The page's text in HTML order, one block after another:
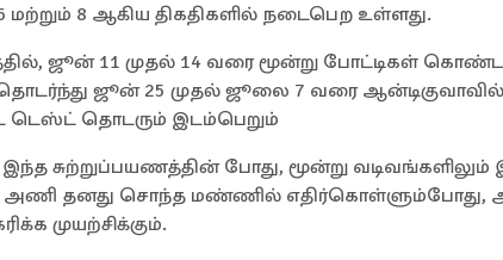
மற்றும் 8 ஆகிய திகதிகளில் நடைபெற உள்ளது.
ஜூன் 11 முதல் 14 வரை மூன்று போட்டிகள் கொண்ட
ஜூன் 25 முதல் ஜூலை 7 வரை
தொடரும் இடம்பெறும்
இந்த சுற்றுப்பயணத்தின் போது, ​​மூன்று
அணி தனது சொந்த மண்ணில் எதிர்கொள்ளும்போது,
முயற்சிக்கும்.